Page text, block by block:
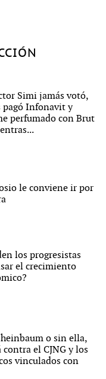
Simi jamás votó,
pagó Infonavit y
perfumado con Brut
le conviene ir por
los progresistas
el crecimiento
o sin ella,
contra el CJNG y los
vinculados con